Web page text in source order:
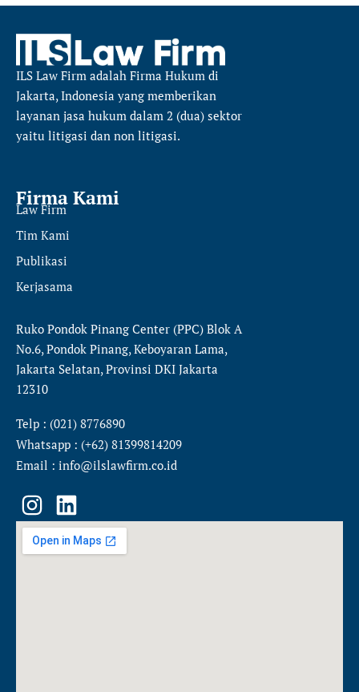
ILS Law Firm adalah Firma Hukum di
Jakarta, Indonesia yang memberikan
layanan jasa hukum dalam 2 (dua) sektor
yaitu litigasi dan non litigasi.
Firma Kami
Law Firm
Tim Kami
Publikasi
Kerjasama
Ruko Pondok Pinang Center (PPC) Blok A
No.6, Pondok Pinang, Keboyaran Lama,
Jakarta Selatan, Provinsi DKI Jakarta
12310
Telp : (021) 8776890
Whatsapp : (+62) 81399814209
Email : info@ilslawfirm.co.id
I
n
s
L
i
n